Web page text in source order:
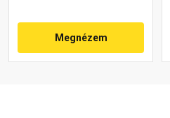
Megnézem